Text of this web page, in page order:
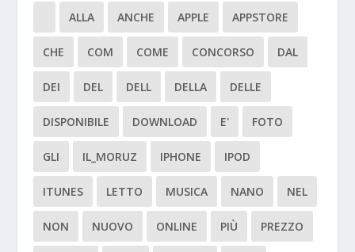
ALLA ANCHE APPLE APPSTORE
CHE COM COME CONCORSO DAL
DEI DEL DELL DELLA DELLE
DISPONIBILE DOWNLOAD E' FOTO
GLI IL_MORUZ IPHONE IPOD
ITUNES LETTO MUSICA NANO NEL
NON NUOVO ONLINE PIÙ PREZZO